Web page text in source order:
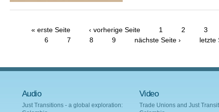
« erste Seite ‹ vorherige Seite 1 2
3
6
7 8 9 nächste Seite › letzte
Audio
Just Transitions - a global exploration:
Video
Trade Unions and Just